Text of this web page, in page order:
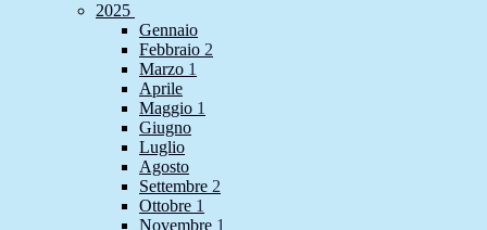
2025
Gennaio
Febbraio 2
Marzo 1
Aprile
Maggio 1
Giugno
Luglio
Agosto
Settembre 2
Ottobre 1
Novembre 1